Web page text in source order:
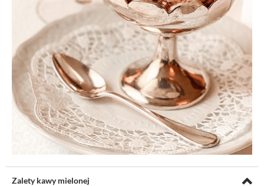
Zalety kawy mielonej